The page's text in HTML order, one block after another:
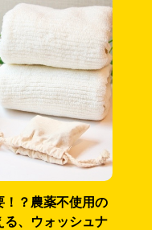
！？農薬不使用の
る、ウォッシュナ